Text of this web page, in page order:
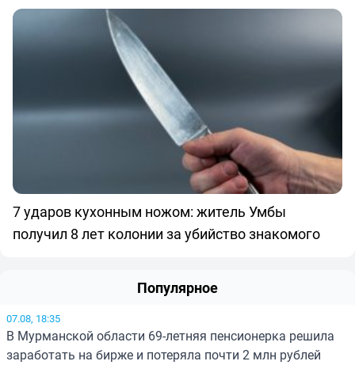
7 ударов кухонным ножом: житель Умбы
получил 8 лет колонии за убийство знакомого
Популярное
07.08, 18:35
В Мурманской области 69-летняя пенсионерка решила
заработать на бирже и потеряла почти 2 млн рублей